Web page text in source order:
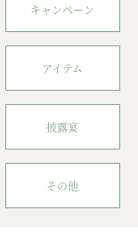
キャンペーン
アイテム
披露宴
その他